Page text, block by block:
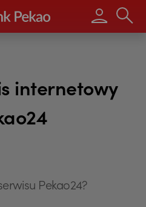
Wpisz
internetowy
Pekao24?